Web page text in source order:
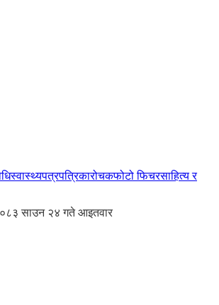
स्वास्थ्यपत्रपत्रिकारोचकफोटो फिचरसाहित्य र
साउन २४ गते आइतवार